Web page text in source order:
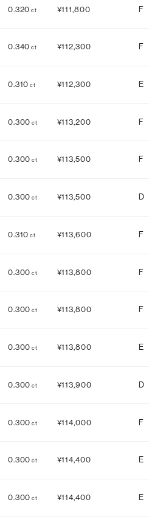
0.320 ct ¥111,800 F
0.340 ct ¥112,300 F
0.310 ct ¥112,300 E
0.300 ct ¥113,200 F
0.300 ct ¥113,500 F
0.300 ct ¥113,500 D
0.310 ct ¥113,600 F
0.300 ct ¥113,800 F
0.300 ct ¥113,800 F
0.300 ct ¥113,800 E
0.300 ct ¥113,900 D
0.300 ct ¥114,000 F
0.300 ct ¥114,400 E
0.300 ct ¥114,400 E